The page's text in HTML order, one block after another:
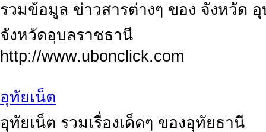
รวมข้อมูล ข่าวสารต่างๆ ของ จังหวัด
จังหวัดอุบลราชธานี
http://www.ubonclick.com
อุทัยเน็ต
อุทัยเน็ต รวมเรื่องเด็ดๆ ของอุทัยธานี